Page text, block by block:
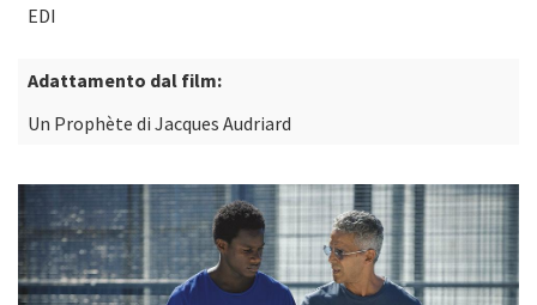
EDI
Adattamento dal film:
Un Prophète di Jacques Audriard